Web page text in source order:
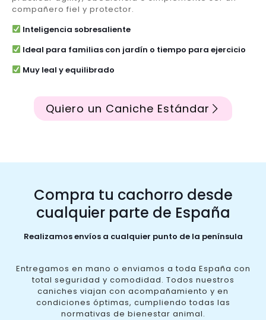
compañero fiel y protector.
Inteligencia sobresaliente
Ideal para familias con jardín o tiempo para ejercicio
Muy leal y equilibrado
Quiero un Caniche Estándar
Compra tu cachorro desde
cualquier parte de España
Realizamos envíos a cualquier punto de la península
Entregamos en mano o enviamos a toda España con
total seguridad y comodidad. Todos nuestros
caniches viajan con acompañamiento y en
condiciones óptimas, cumpliendo todas las
normativas de bienestar animal.